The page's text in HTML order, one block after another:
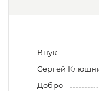
Внук
Сергей
Добро